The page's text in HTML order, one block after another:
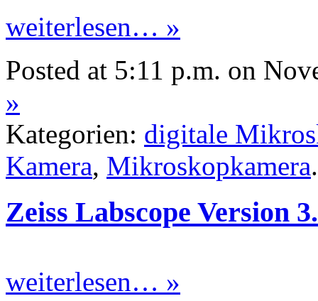
weiterlesen… »
Posted at 5:11 p.m. on
»
Kategorien: digitale
Kamera, Mikroskopkamera.
Zeiss Labscope Version
weiterlesen… »